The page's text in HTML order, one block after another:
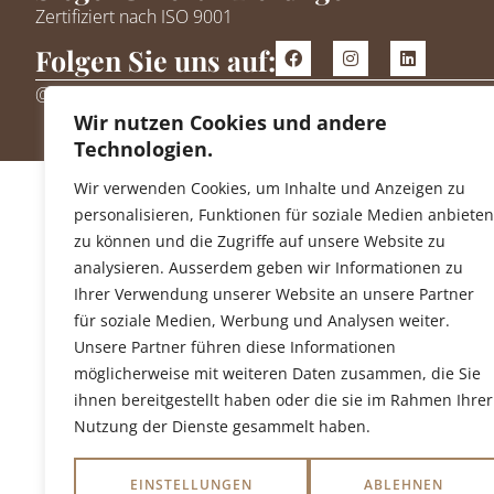
Wir nutzen Cookies und andere
Technologien.
Wir verwenden Cookies, um Inhalte und Anzeigen zu
personalisieren, Funktionen für soziale Medien anbieten
zu können und die Zugriffe auf unsere Website zu
analysieren. Ausserdem geben wir Informationen zu
Ihrer Verwendung unserer Website an unsere Partner
für soziale Medien, Werbung und Analysen weiter.
Unsere Partner führen diese Informationen
möglicherweise mit weiteren Daten zusammen, die Sie
ihnen bereitgestellt haben oder die sie im Rahmen Ihrer
Nutzung der Dienste gesammelt haben.
EINSTELLUNGEN ABLEHNEN
Zertifiziert nach ISO 9001
Folgen Sie uns auf:
@ 2026 avo ag – BAUKOMPETENZEN